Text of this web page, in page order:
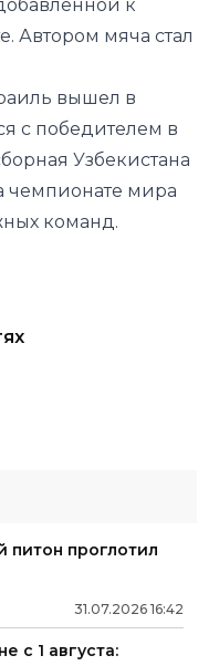
к
Автором мяча стал
вышел в
с победителем в
Узбекистана
чемпионате мира
команд.
проглотил
31.07.2026 16:42
с 1 августа: